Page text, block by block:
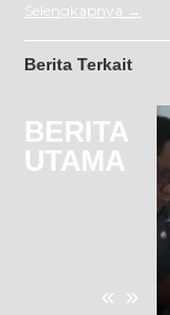
Selengkapnya
Berita Terkait
BERITA
UTAMA
« »